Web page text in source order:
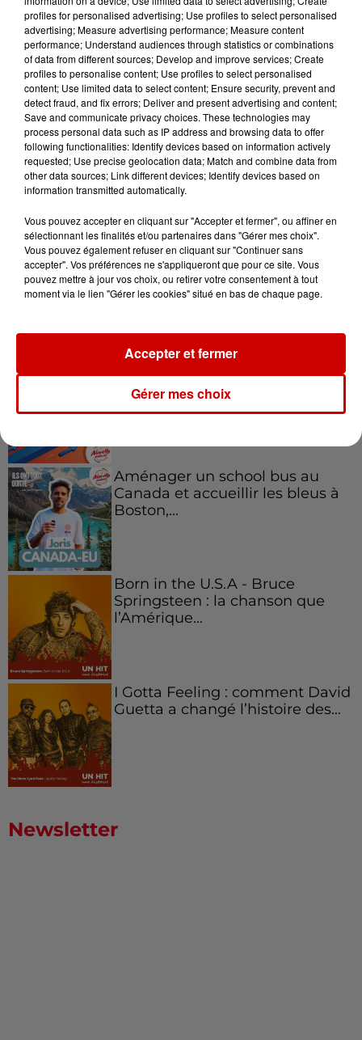
Le Duel - Gagnez vos entrées
pour le parc animalier de votre
choix !
Destination Vacances - Gagnez
votre séjour en famille au cœur
de la...
emblématique de
l'entrepreneuriat féminin
Aménager un school bus au
Canada et accueillir les bleus à
Boston,...
Born in the U.S.A - Bruce
Springsteen : la chanson que
l’Amérique...
I Gotta Feeling : comment David
Guetta a changé l’histoire des...
Newsletter
profiles for personalised advertising; Use profiles to select personalised
advertising; Measure advertising performance; Measure content
performance; Understand audiences through statistics or combinations
of data from different sources; Develop and improve services; Create
profiles to personalise content; Use profiles to select personalised
content; Use limited data to select content; Ensure security, prevent and
detect fraud, and fix errors; Deliver and present advertising and content;
Save and communicate privacy choices. These technologies may
process personal data such as IP address and browsing data to offer
following functionalities: Identify devices based on information actively
requested; Use precise geolocation data; Match and combine data from
other data sources; Link different devices; Identify devices based on
information transmitted automatically.
Vous pouvez accepter en cliquant sur "Accepter et fermer", ou affiner en
sélectionnant les finalités et/ou partenaires dans "Gérer mes choix".
Vous pouvez également refuser en cliquant sur "Continuer sans
accepter". Vos préférences ne s'appliqueront que pour ce site. Vous
pouvez mettre à jour vos choix, ou retirer votre consentement à tout
moment via le lien "Gérer les cookies" situé en bas de chaque page.
Gérer mes choix
Accepter et fermer